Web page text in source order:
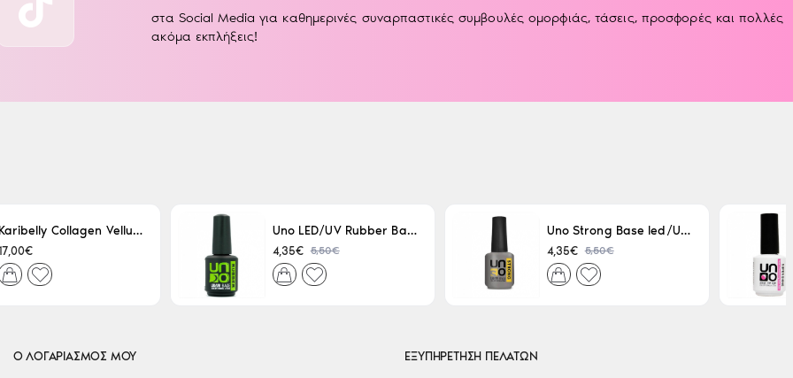
στα Social Media για καθημερινές συναρπαστικές συμβουλές ομορφιάς, τάσεις, προσφορές και πολλές
ακόμα εκπλήξεις!
Karibelly Collagen Velluto Nero Leaving 250ml Uno LED/UV Rubber Base 15ml
4,35€ 5,50€
Uno Strong Base led/Uv 15 ml
4,35€ 5,50€
Ο ΛΟΓΑΡΙΑΣΜΟΣ ΜΟΥ ΕΞΥΠΗΡΕΤΗΣΗ ΠΕΛΑΤΩΝ